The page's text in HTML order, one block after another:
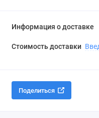
Информация о доставке
Стоимость доставки
Поделиться